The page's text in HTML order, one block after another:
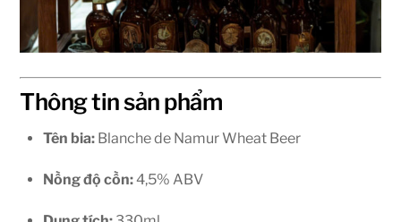
Thông tin sản phẩm
Tên bia: Blanche de Namur Wheat Beer
Nồng độ cồn:4,5% ABV